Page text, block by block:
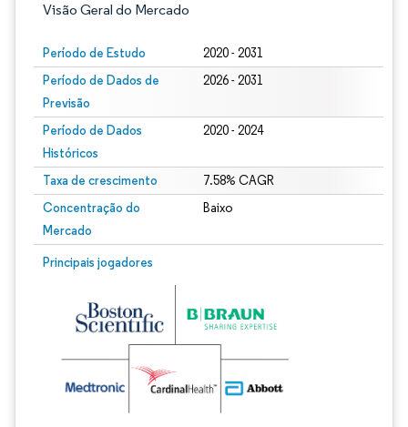
Visão Geral do Mercado
Período de Estudo 2020 - 2031
Período de Dados de
Previsão
2026 - 2031
Período de Dados
Históricos
2020 - 2024
Taxa de crescimento 7.58% CAGR
Concentração do
Mercado
Baixo
Principais jogadores
Imagem © Mordor Intelligence. O reuso requer atribuição conforme CC BY 4.0.